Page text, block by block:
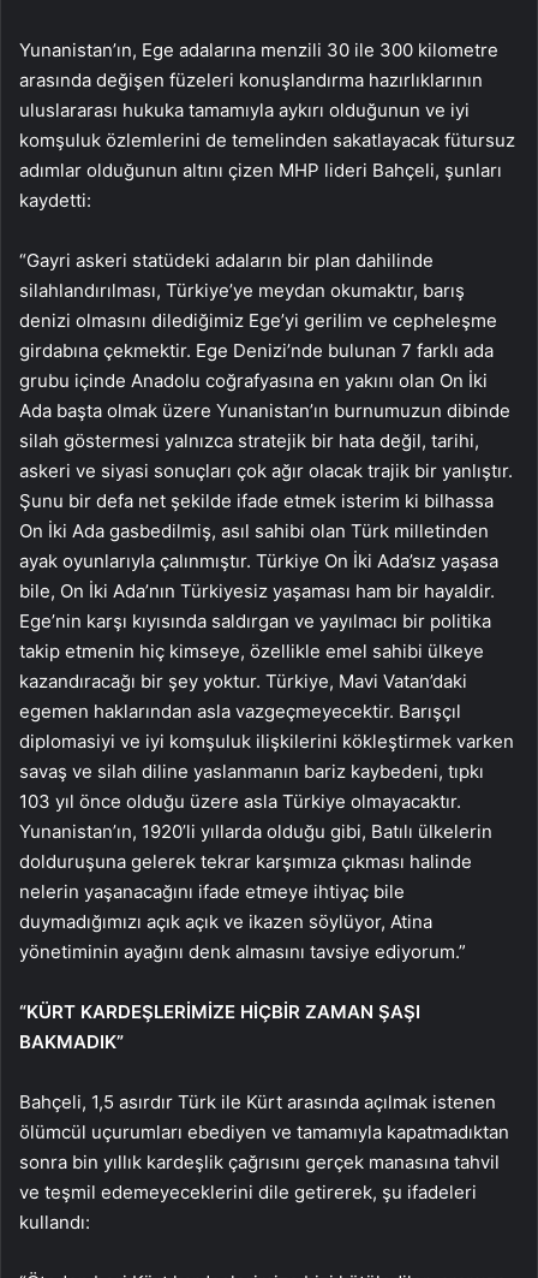
Yunanistan’ın, Ege adalarına menzili 30 ile 300 kilometre
arasında değişen füzeleri konuşlandırma hazırlıklarının
uluslararası hukuka tamamıyla aykırı olduğunun ve iyi
komşuluk özlemlerini de temelinden sakatlayacak fütursuz
adımlar olduğunun altını çizen MHP lideri Bahçeli, şunları
kaydetti:
“Gayri askeri statüdeki adaların bir plan dahilinde
silahlandırılması, Türkiye’ye meydan okumaktır, barış
denizi olmasını dilediğimiz Ege’yi gerilim ve cepheleşme
girdabına çekmektir. Ege Denizi’nde bulunan 7 farklı ada
grubu içinde Anadolu coğrafyasına en yakını olan On İki
Ada başta olmak üzere Yunanistan’ın burnumuzun dibinde
silah göstermesi yalnızca stratejik bir hata değil, tarihi,
askeri ve siyasi sonuçları çok ağır olacak trajik bir yanlıştır.
Şunu bir defa net şekilde ifade etmek isterim ki bilhassa
On İki Ada gasbedilmiş, asıl sahibi olan Türk milletinden
ayak oyunlarıyla çalınmıştır. Türkiye On İki Ada’sız yaşasa
bile, On İki Ada’nın Türkiyesiz yaşaması ham bir hayaldir.
Ege’nin karşı kıyısında saldırgan ve yayılmacı bir politika
takip etmenin hiç kimseye, özellikle emel sahibi ülkeye
kazandıracağı bir şey yoktur. Türkiye, Mavi Vatan’daki
egemen haklarından asla vazgeçmeyecektir. Barışçıl
diplomasiyi ve iyi komşuluk ilişkilerini kökleştirmek varken
savaş ve silah diline yaslanmanın bariz kaybedeni, tıpkı
103 yıl önce olduğu üzere asla Türkiye olmayacaktır.
Yunanistan’ın, 1920’li yıllarda olduğu gibi, Batılı ülkelerin
dolduruşuna gelerek tekrar karşımıza çıkması halinde
nelerin yaşanacağını ifade etmeye ihtiyaç bile
duymadığımızı açık açık ve ikazen söylüyor, Atina
yönetiminin ayağını denk almasını tavsiye ediyorum.”
“KÜRT KARDEŞLERİMİZE HİÇBİR ZAMAN ŞAŞI
BAKMADIK”
Bahçeli, 1,5 asırdır Türk ile Kürt arasında açılmak istenen
ölümcül uçurumları ebediyen ve tamamıyla kapatmadıktan
sonra bin yıllık kardeşlik çağrısını gerçek manasına tahvil
ve teşmil edemeyeceklerini dile getirerek, şu ifadeleri
kullandı: